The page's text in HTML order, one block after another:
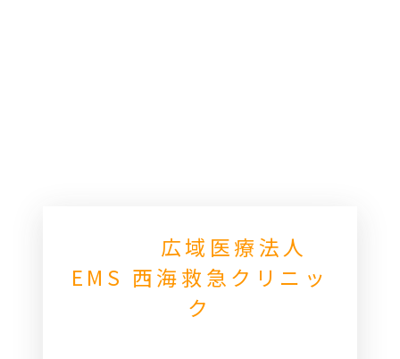
広域医療法人
EMS 西海救急クリニッ
ク